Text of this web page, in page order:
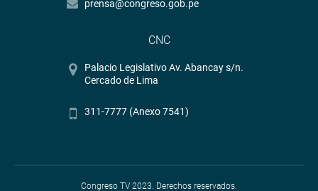
prensa@congreso.gob.pe
CNC
Palacio Legislativo Av. Abancay s/n.
Cercado de Lima
311-7777 (Anexo 7541)
Congreso TV 2023. Derechos reservados.